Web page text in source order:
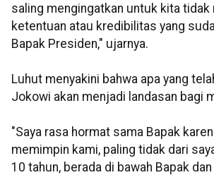
saling mengingatkan untuk kita tidak
ketentuan atau kredibilitas yang
Bapak Presiden," ujarnya.
Luhut menyakini bahwa apa yang
Jokowi akan menjadi landasan bagi
"Saya rasa hormat sama Bapak
memimpin kami, paling tidak dari
10 tahun, berada di bawah Bapak